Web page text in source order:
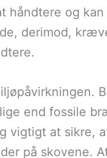
håndtere og kan
derimod,
end fossile
vigtigt at sikre,
på skovene.